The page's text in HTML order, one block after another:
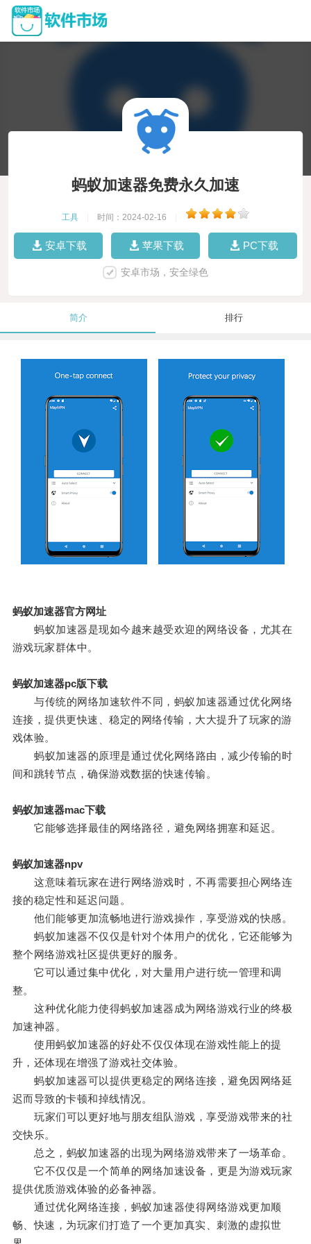
蚂蚁加速器免费永久加速
工具 时间：2024-02-16
安卓下载 苹果下载 PC下载
安卓市场，安全绿色
简介 排行
蚂蚁加速器官方网址
蚂蚁加速器是现如今越来越受欢迎的网络设备，尤其在
游戏玩家群体中。
蚂蚁加速器pc版下载
与传统的网络加速软件不同，蚂蚁加速器通过优化网络
连接，提供更快速、稳定的网络传输，大大提升了玩家的游
戏体验。
蚂蚁加速器的原理是通过优化网络路由，减少传输的时
间和跳转节点，确保游戏数据的快速传输。
蚂蚁加速器mac下载
它能够选择最佳的网络路径，避免网络拥塞和延迟。
蚂蚁加速器npv
这意味着玩家在进行网络游戏时，不再需要担心网络连
接的稳定性和延迟问题。
他们能够更加流畅地进行游戏操作，享受游戏的快感。
蚂蚁加速器不仅仅是针对个体用户的优化，它还能够为
整个网络游戏社区提供更好的服务。
它可以通过集中优化，对大量用户进行统一管理和调
整。
这种优化能力使得蚂蚁加速器成为网络游戏行业的终极
加速神器。
使用蚂蚁加速器的好处不仅仅体现在游戏性能上的提
升，还体现在增强了游戏社交体验。
蚂蚁加速器可以提供更稳定的网络连接，避免因网络延
迟而导致的卡顿和掉线情况。
玩家们可以更好地与朋友组队游戏，享受游戏带来的社
交快乐。
总之，蚂蚁加速器的出现为网络游戏带来了一场革命。
它不仅仅是一个简单的网络加速设备，更是为游戏玩家
提供优质游戏体验的必备神器。
通过优化网络连接，蚂蚁加速器使得网络游戏更加顺
畅、快速，为玩家们打造了一个更加真实、刺激的虚拟世